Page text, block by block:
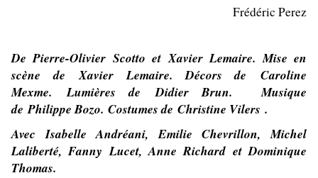
Frédéric Perez
De Pierre-Olivier Scotto et Xavier Lemaire. Mise en
scène de Xavier Lemaire. Décors de Caroline
Mexme. Lumières de Didier Brun. Musique
de Philippe Bozo. Costumes de Christine Vilers .
Avec Isabelle Andréani, Emilie Chevrillon, Michel
Laliberté, Fanny Lucet, Anne Richard et Dominique
Thomas.